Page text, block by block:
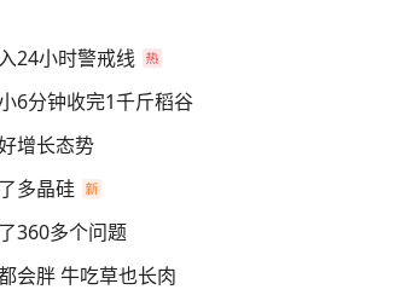
24小时警戒线
6分钟收完1千斤稻谷
增长态势
多晶硅
360多个问题
会胖 牛吃草也长肉